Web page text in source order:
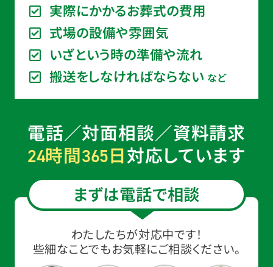
実際にかかるお葬式の費用
式場の設備や雰囲気
いざという時の準備や流れ
搬送をしなければならない など
電話／対面相談／資料請求
24時間365日対応しています
まずは電話で相談
わたしたちが対応中です！
些細なことでもお気軽にご相談ください。